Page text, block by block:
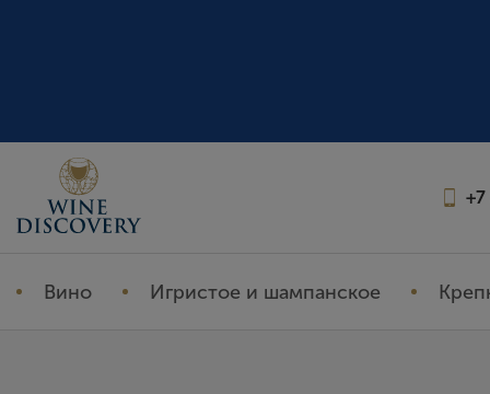
+7
Вино Игристое и шампанское